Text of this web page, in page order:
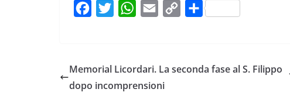
W
C
Memorial Licordari. La seconda fase al S. Filippo
dopo incomprensioni